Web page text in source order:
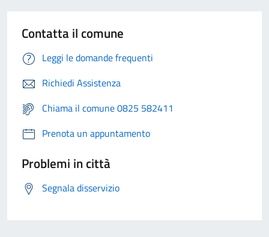
Contatta il comune
Leggi le domande frequenti
Richiedi Assistenza
Chiama il comune 0825 582411
Prenota un appuntamento
Problemi in città
Segnala disservizio